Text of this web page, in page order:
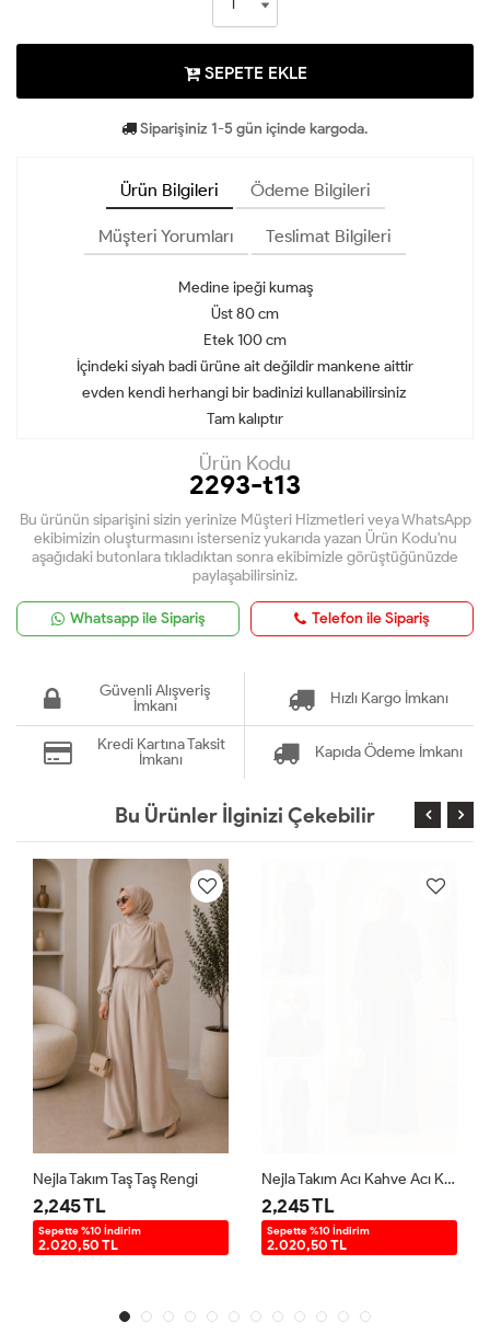
SEPETE EKLE
Siparişiniz 1-5 gün içinde kargoda.
Ürün Bilgileri Ödeme Bilgileri
Müşteri Yorumları Teslimat Bilgileri
Medine ipeği kumaş
Üst 80 cm
Etek 100 cm
İçindeki siyah badi ürüne ait değildir mankene aittir
evden kendi herhangi bir badinizi kullanabilirsiniz
Tam kalıptır
Ürün Kodu
2293-t13
Bu ürünün siparişini sizin yerinize Müşteri Hizmetleri veya WhatsApp
ekibimizin oluşturmasını isterseniz yukarıda yazan Ürün Kodu'nu
aşağıdaki butonlara tıkladıktan sonra ekibimizle görüştüğünüzde
paylaşabilirsiniz.
Whatsapp ile Sipariş Telefon ile Sipariş
Güvenli Alışveriş
İmkanı
Hızlı Kargo İmkanı
Kredi Kartına Taksit
İmkanı
Kapıda Ödeme İmkanı
Bu Ürünler İlginizi Çekebilir
Nejla Takım Taş Taş Rengi
2,245 TL
Sepette %10 İndirim
2.020,50 TL
Nejla Takım Acı Kahve Acı Kahve
2,245 TL
Sepette %10 İndirim
2.020,50 TL